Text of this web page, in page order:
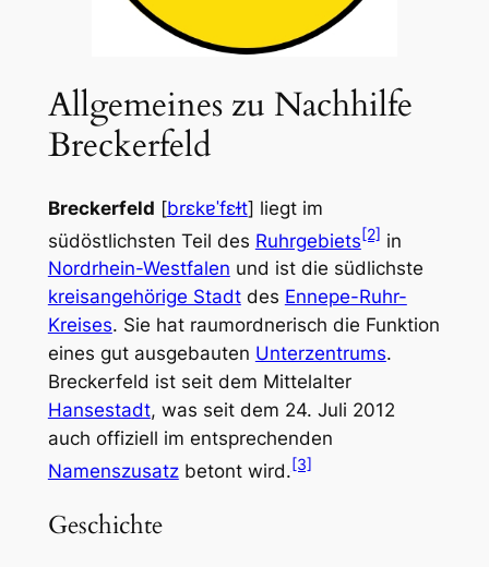
Allgemeines zu Nachhilfe
Breckerfeld
Breckerfeld [brɛkɐˈfɛɫt] liegt im
südöstlichsten Teil des Ruhrgebiets[2] in
Nordrhein-Westfalen und ist die südlichste
kreisangehörige Stadtdes Ennepe-Ruhr-
Kreises. Sie hat raumordnerisch die Funktion
eines gut ausgebauten Unterzentrums.
Breckerfeld ist seit dem Mittelalter
Hansestadt, was seit dem 24. Juli 2012
auch offiziell im entsprechenden
Namenszusatzbetont wird.[3]
Geschichte